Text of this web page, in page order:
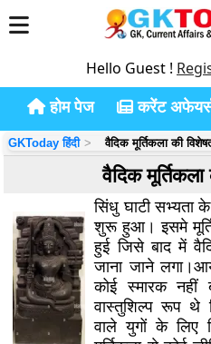
Hello Guest !
होम पेज करेंट अफेयर्स
GKToday हिंदी वैदिक मूर्तिकला की
वैदिक
सिंधु घाटी सभ्यता
शुरू हुआ। इसमे
हुई जिसे बाद में
जाना जाने
कोई स्मारक नहीं
वास्तुशिल्प रूप
वाले युगों के लिए